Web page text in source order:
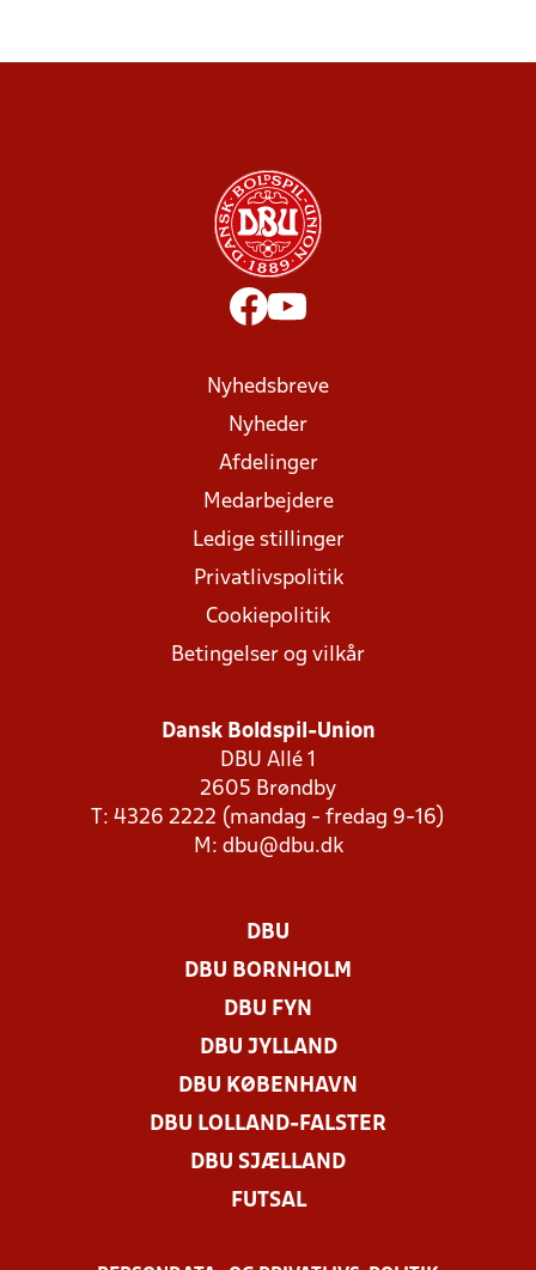
Nyhedsbreve
Nyheder
Afdelinger
Medarbejdere
Ledige stillinger
Privatlivspolitik
Cookiepolitik
Betingelser og vilkår
Dansk Boldspil-Union
DBU Allé 1
2605 Brøndby
T: 4326 2222 (mandag - fredag 9-16)
M: dbu@dbu.dk
DBU
DBU BORNHOLM
DBU FYN
DBU JYLLAND
DBU KØBENHAVN
DBU LOLLAND-FALSTER
DBU SJÆLLAND
FUTSAL